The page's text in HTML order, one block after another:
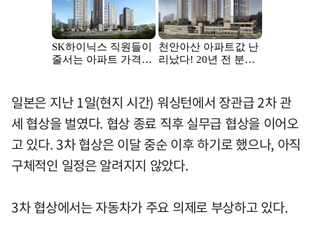
일본은 지난 1일(현지 시간) 워싱턴에서 장관급 2차 관
세 협상을 벌였다. 협상 종료 직후 실무급 협상을 이어오
고 있다. 3차 협상은 이달 중순 이후 하기로 했으나, 아직
구체적인 일정은 알려지지 않았다.
3차 협상에서는 자동차가 주요 의제로 부상하고 있다.